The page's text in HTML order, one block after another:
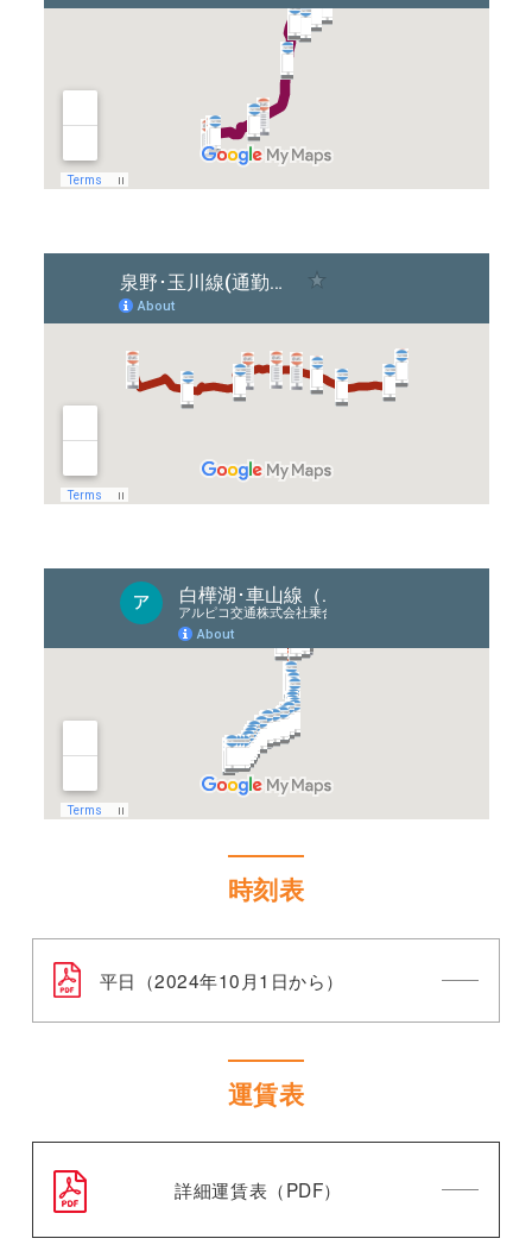
時刻表
平日（2024年10月1日から）
運賃表
詳細運賃表（PDF）